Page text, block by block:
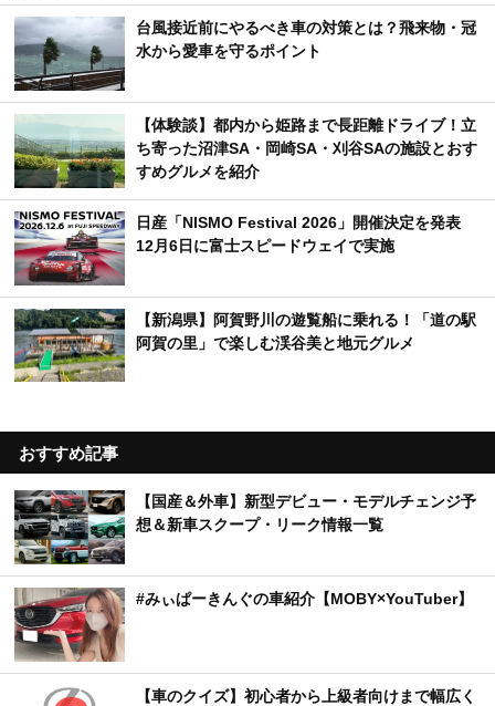
台風接近前にやるべき車の対策とは？飛来物・冠
水から愛車を守るポイント
【体験談】都内から姫路まで長距離ドライブ！立
ち寄った沼津SA・岡崎SA・刈谷SAの施設とおす
すめグルメを紹介
日産「NISMO Festival 2026」開催決定を発表
12月6日に富士スピードウェイで実施
【新潟県】阿賀野川の遊覧船に乗れる！「道の駅
阿賀の里」で楽しむ渓谷美と地元グルメ
おすすめ記事
【国産＆外車】新型デビュー・モデルチェンジ予
想＆新車スクープ・リーク情報一覧
#みぃぱーきんぐの車紹介【MOBY×YouTuber】
【車のクイズ】初心者から上級者向けまで幅広く